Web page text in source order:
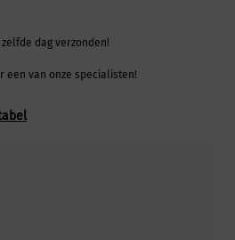
dag verzonden!
een van onze specialisten!